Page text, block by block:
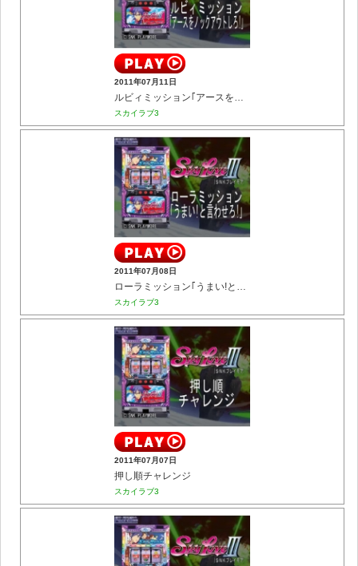
2011年07月11日
ルビィミッション｢アースをノックアウトしろ!｣
スカイラブ3
2011年07月08日
ローラミッション｢うまい!と言わせろ!｣
スカイラブ3
2011年07月07日
押し順チャレンジ
スカイラブ3